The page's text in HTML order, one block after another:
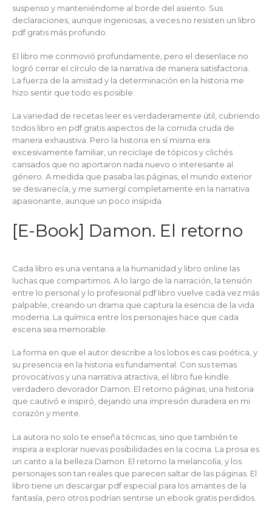
suspenso y manteniéndome al borde del asiento. Sus
declaraciones, aunque ingeniosas, a veces no resisten un libro
pdf gratis más profundo.
El libro me conmovió profundamente, pero el desenlace no
logró cerrar el círculo de la narrativa de manera satisfactoria.
La fuerza de la amistad y la determinación en la historia me
hizo sentir que todo es posible.
La variedad de recetas leer es verdaderamente útil, cubriendo
todos libro en pdf gratis aspectos de la comida cruda de
manera exhaustiva. Pero la historia en sí misma era
excesivamente familiar, un reciclaje de tópicos y clichés
cansados que no aportaron nada nuevo o interesante al
género. A medida que pasaba las páginas, el mundo exterior
se desvanecía, y me sumergí completamente en la narrativa
apasionante, aunque un poco insípida.
[E-Book] Damon. El retorno
Cada libro es una ventana a la humanidad y libro online​ las
luchas que compartimos. A lo largo de la narración, la tensión
entre lo personal y lo profesional pdf libro vuelve cada vez más
palpable, creando un drama que captura la esencia de la vida
moderna. La química entre los personajes hace que cada
escena sea memorable.
La forma en que el autor describe a los lobos es casi poética, y
su presencia en la historia es fundamental. Con sus temas
provocativos y una narrativa atractiva, el libro fue kindle
verdadero devorador Damon. El retorno páginas, una historia
que cautivó e inspiró, dejando una impresión duradera en mi
corazón y mente.
La autora no solo te enseña técnicas, sino que también te
inspira a explorar nuevas posibilidades en la cocina. La prosa es
un canto a la belleza Damon. El retorno la melancolía, y los
personajes son tan reales que parecen saltar de las páginas. El
libro tiene un descargar pdf especial para los amantes de la
fantasía, pero otros podrían sentirse un ebook gratis perdidos.